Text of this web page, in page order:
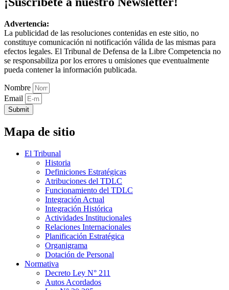
Advertencia:
La publicidad de las resoluciones contenidas en este sitio, no
constituye comunicación ni notificación válida de las mismas para
efectos legales. El Tribunal de Defensa de la Libre Competencia no
se responsabiliza por los errores u omisiones que eventualmente
pueda contener la información publicada.
Nombre
Email
Submit
Mapa de sitio
El Tribunal
Historia
Definiciones Estratégicas
Atribuciones del TDLC
Funcionamiento del TDLC
Integración Actual
Integración Histórica
Actividades Institucionales
Relaciones Internacionales
Planificación Estratégica
Organigrama
Dotación de Personal
Normativa
Decreto Ley N° 211
Autos Acordados